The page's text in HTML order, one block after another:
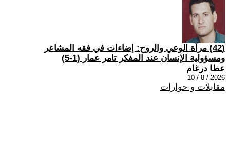
(42) مرآة الوعي والروح: إضاءات في فقه المشاعر
ومسؤولية الإنسان عند المفكر تامر عمار (1-5)
عطا درغام
2026 / 8 / 10
مقابلات و حوارات